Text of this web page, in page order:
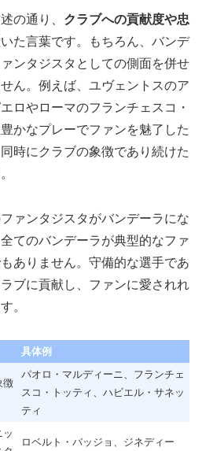
の通り、 クラブへの貢献度や忠
た言葉です。もちろん、バンデ
ンタジスタとしての側面を併せ
ん。例えば、ユヴェントスのア
ロやローマのフランチェスコ・
かなプレーでファンを魅了した
時にクラブの象徴であり続けた
ァンタジスタがバンデーラにな
てのバンデーラが典型的なファ
ありません。守備的な選手であ
ブに貢献し、ファンに愛されれ
。
具体例
徴
パオロ・マルディーニ、フランチェ
スコ・トッティ、ハビエル・サネッ
ティ
ロベルト・バッジョ、ジネディー